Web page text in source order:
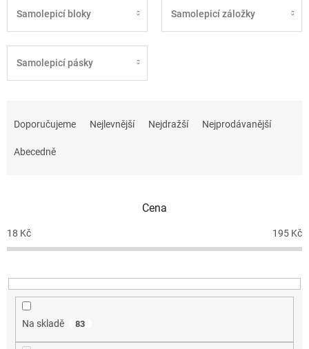
Samolepicí bloky Samolepicí záložky
Samolepicí pásky
o
d
k
t
Doporučujeme Nejlevnější Nejdražší Nejprodávanější
Abecedně
Cena
18 Kč 195 Kč
Na skladě 83